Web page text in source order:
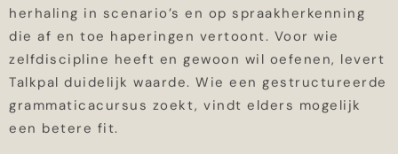
herhaling in scenario’s en op spraakherkenning
die af en toe haperingen vertoont. Voor wie
zelfdiscipline heeft en gewoon wil oefenen, levert
Talkpal duidelijk waarde. Wie een gestructureerde
grammaticacursus zoekt, vindt elders mogelijk
een betere fit.